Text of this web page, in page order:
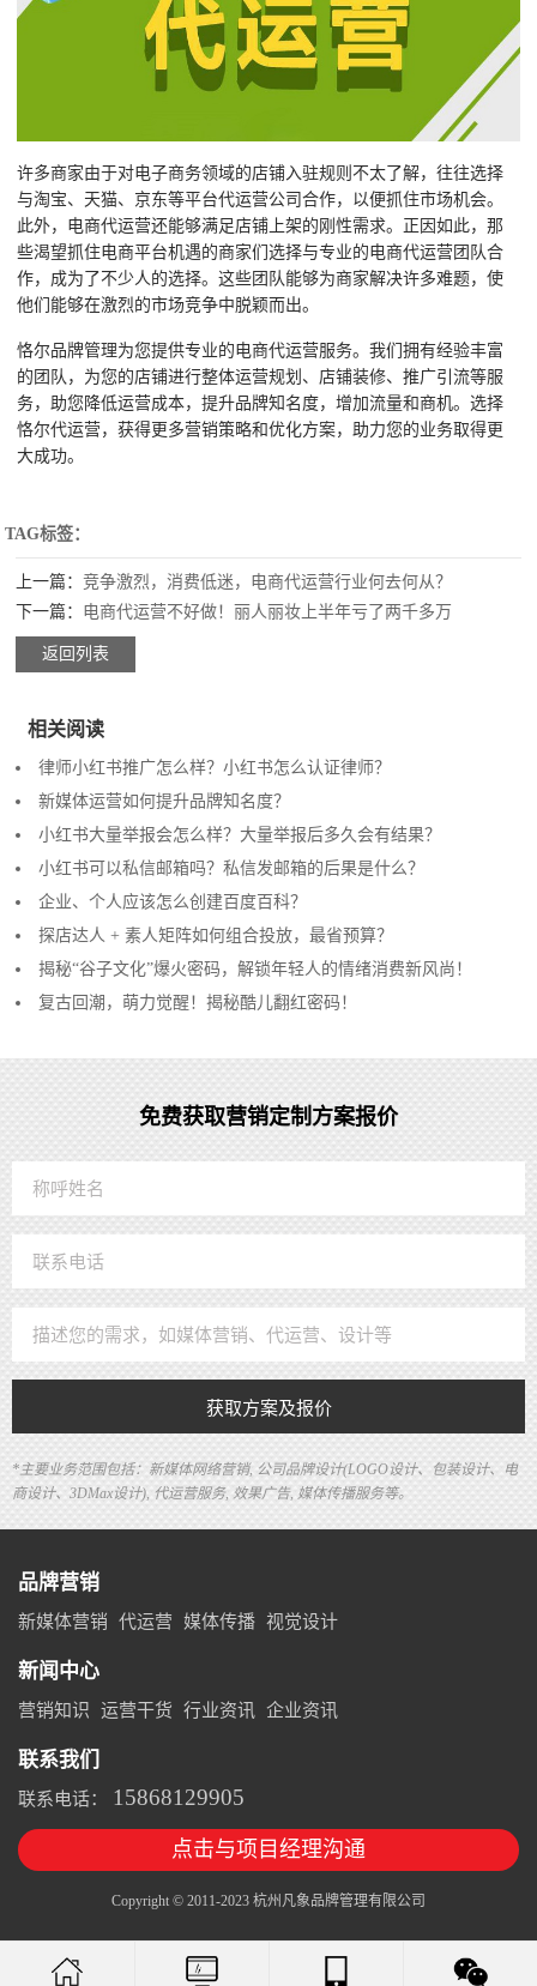
许多商家由于对电子商务领域的店铺入驻规则不太了解，往往选择
与淘宝、天猫、京东等平台代运营公司合作，以便抓住市场机会。
此外，电商代运营还能够满足店铺上架的刚性需求。正因如此，那
些渴望抓住电商平台机遇的商家们选择与专业的电商代运营团队合
作，成为了不少人的选择。这些团队能够为商家解决许多难题，使
他们能够在激烈的市场竞争中脱颖而出。
恪尔品牌管理为您提供专业的电商代运营服务。我们拥有经验丰富
的团队，为您的店铺进行整体运营规划、店铺装修、推广引流等服
务，助您降低运营成本，提升品牌知名度，增加流量和商机。选择
恪尔代运营，获得更多营销策略和优化方案，助力您的业务取得更
大成功。
TAG标签：
上一篇：竞争激烈，消费低迷，电商代运营行业何去何从？
下一篇：
电商代运营不好做！丽人丽妆上半年亏了两千多万
返回列表
相关阅读
律师小红书推广怎么样？小红书怎么认证律师？
新媒体运营如何提升品牌知名度？
小红书大量举报会怎么样？大量举报后多久会有结果？
小红书可以私信邮箱吗？私信发邮箱的后果是什么？
企业、个人应该怎么创建百度百科？
探店达人 + 素人矩阵如何组合投放，最省预算？
揭秘“谷子文化”爆火密码，解锁年轻人的情绪消费新风尚！
复古回潮，萌力觉醒！揭秘酷儿翻红密码！
免费获取营销定制方案报价
获取方案及报价
*主要业务范围包括：新媒体网络营销, 公司品牌设计(LOGO设计、包装设计、电
商设计、3DMax设计), 代运营服务, 效果广告, 媒体传播服务等。
品牌营销
新媒体营销 代运营 媒体传播 视觉设计
新闻中心
营销知识 运营干货 行业资讯 企业资讯
联系我们
联系电话： 15868129905
点击与项目经理沟通
Copyright © 2011-2023 杭州凡象品牌管理有限公司